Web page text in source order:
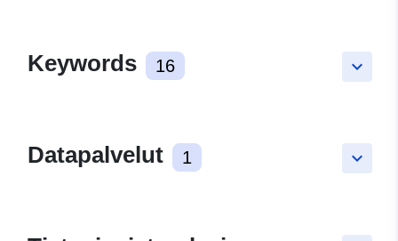
keyboard_arrow_down
Keywords 16
keyboard_arrow_down
Datapalvelut 1